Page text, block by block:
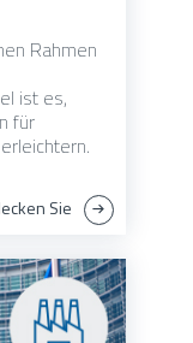
Rahmen
ist es,
für
Sie